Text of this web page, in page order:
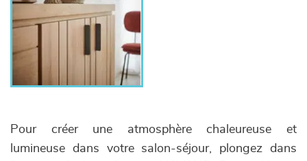
Pour créer une atmosphère chaleureuse et
lumineuse dans votre salon-séjour, plongez dans